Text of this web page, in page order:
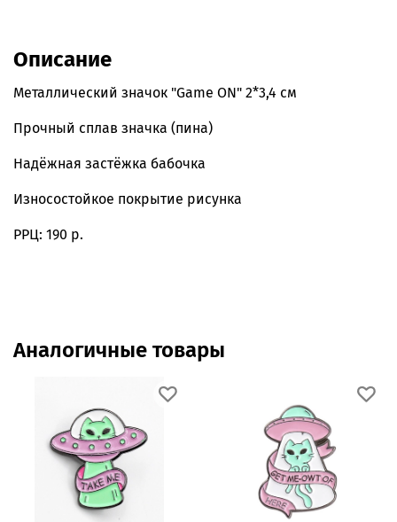
Описание
Металлический значок "Game ON" 2*3,4 см
Прочный сплав значка (пина)
Надёжная застёжка бабочка
Износостойкое покрытие рисунка
РРЦ: 190 р.
Аналогичные товары